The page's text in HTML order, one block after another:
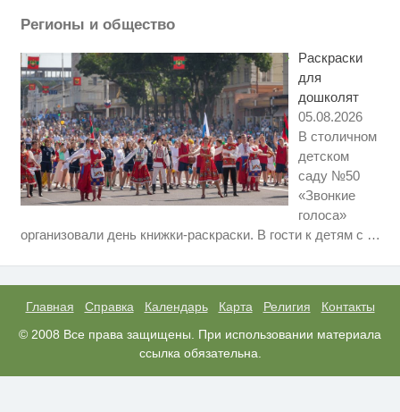
Регионы и общество
Раскраски
для
дошколят
05.08.2026
В столичном
детском
саду №50
«Звонкие
голоса»
организовали день книжки-раскраски. В гости к детям с …
Главная Справка Календарь Карта Религия
Контакты
© 2008 Все права защищены. При использовании материала
ссылка обязательна.
Никогда не храните огурцы в
маленький секрет
а смеяться вы будете долго
семейке Плющенко
i
Под Тверью на поле во время
работы сгорел трактор